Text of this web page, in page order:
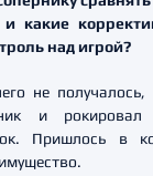
какие
над игрой?
не
и
Пришлось в